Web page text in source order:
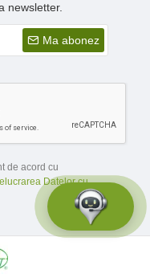
newsletter.
Ma abonez
de acord cu
Datelor cu